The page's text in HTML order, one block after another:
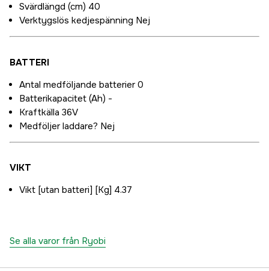
Svärdlängd (cm) 40
Verktygslös kedjespänning Nej
BATTERI
Antal medföljande batterier 0
Batterikapacitet (Ah) -
Kraftkälla 36V
Medföljer laddare? Nej
VIKT
Vikt [utan batteri] [Kg] 4.37
Se alla varor från Ryobi